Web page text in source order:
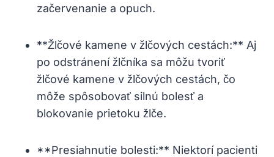
začervenanie a opuch.
**Žlčové kamene v žlčových cestách:** Aj
po odstránení žlčníka sa môžu tvoriť
žlčové kamene v žlčových cestách, čo
môže spôsobovať silnú bolesť a
blokovanie prietoku žlče.
**Presiahnutie bolesti:** Niektorí pacienti